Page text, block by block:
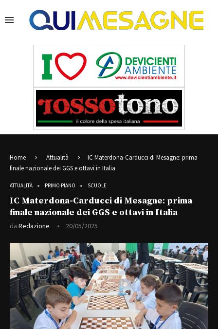
Home Attualità
IC Materdona-Carducci di Mesagne: prima
finale nazionale dei GGS e ottavi in Italia
ATTUALITÀ PRIMO PIANO SCUOLE
IC Materdona-Carducci di Mesagne: prima
finale nazionale dei GGS e ottavi in Italia
da Redazione 20/05/2025